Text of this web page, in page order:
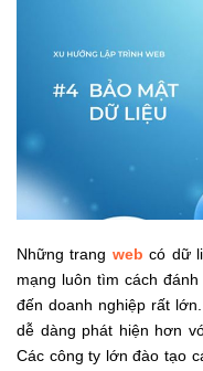
Những trang web có dữ
mạng luôn tìm cách
đến doanh nghiệp rất
dễ dàng phát hiện hơn
Các công ty lớn đào tạo